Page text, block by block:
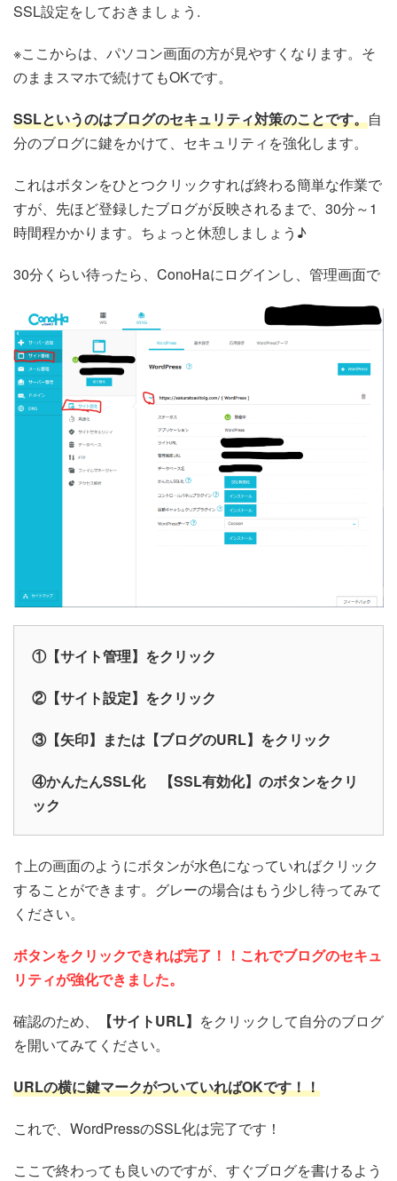
SSL設定をしておきましょう.
※ここからは、パソコン画面の方が見やすくなります。そ
のままスマホで続けてもOKです。
SSLというのはブログのセキュリティ対策のことです。自
分のブログに鍵をかけて、セキュリティを強化します。
これはボタンをひとつクリックすれば終わる簡単な作業で
すが、先ほど登録したブログが反映されるまで、30分～1
時間程かかります。ちょっと休憩しましょう♪
30分くらい待ったら、ConoHaにログインし、管理画面で
①【サイト管理】をクリック
②【サイト設定】をクリック
③【矢印】または【ブログのURL】をクリック
④かんたんSSL化 【SSL有効化】のボタンをクリ
ック
↑上の画面のようにボタンが水色になっていればクリック
することができます。グレーの場合はもう少し待ってみて
ください。
ボタンをクリックできれば完了！！これでブログのセキュ
リティが強化できました。
確認のため、 【サイトURL】 をクリックして自分のブログ
を開いてみてください。
URLの横に鍵マークがついていればOKです！！
これで、WordPressのSSL化は完了です！
ここで終わっても良いのですが、すぐブログを書けるよう